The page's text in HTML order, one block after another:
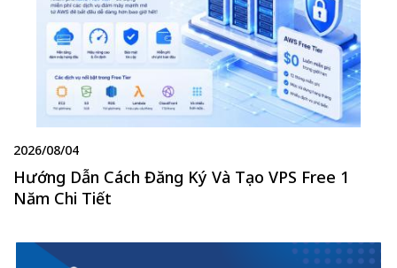
2026/08/04
Hướng Dẫn Cách Đăng Ký Và Tạo VPS Free 1
Năm Chi Tiết